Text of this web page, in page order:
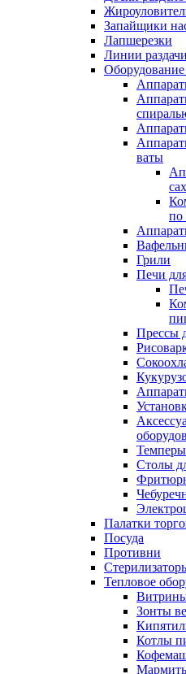
Запайщики
Лапшерезки
Линии
Оборудование
ваты
по
Грили
Печи
Прессы
Столы
Палатки
Посуда
Противни
Тепловое
Зонты
Котлы